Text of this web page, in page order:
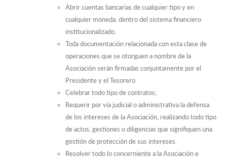
Abrir cuentas bancarias de cualquier tipo y en
cualquier moneda, dentro del sistema financiero
institucionalizado.
Toda documentación relacionada con esta clase de
operaciones que se otorguen a nombre de la
Asociación serán firmadas conjuntamente por el
Presidente y el Tesorero
Celebrar todo tipo de contratos;
Requerir por vía judicial o administrativa la defensa
de los intereses de la Asociación, realizando todo tipo
de actos, gestiones o diligencias que signifiquen una
gestión de protección de sus intereses.
Resolver todo lo concerniente a la Asociación e